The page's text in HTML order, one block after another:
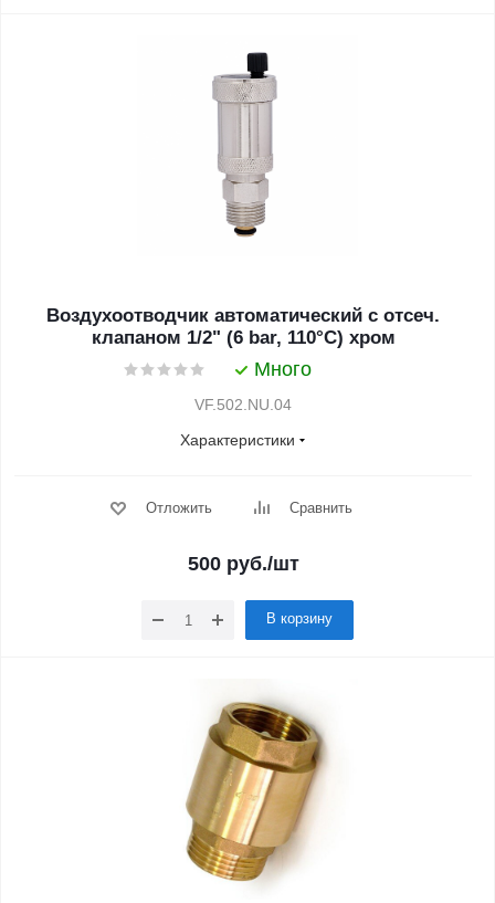
Воздухоотводчик автоматический с отсеч.
клапаном 1/2" (6 bar, 110°C) хром
Много
VF.502.NU.04
Характеристики
Отложить Сравнить
500 руб./шт
В корзину